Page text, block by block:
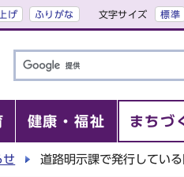
げ ふりがな 文字サイズ 標準
健康・福祉 まちづ
せ 道路明示課で発行してい